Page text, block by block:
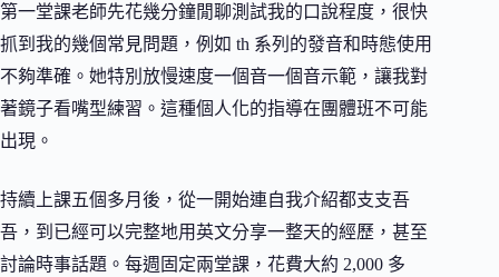
第一堂課老師先花幾分鐘閒聊測試我的口說程度，很快
抓到我的幾個常見問題，例如 th 系列的發音和時態使用
不夠準確。她特別放慢速度一個音一個音示範，讓我對
著鏡子看嘴型練習。這種個人化的指導在團體班不可能
出現。
持續上課五個多月後，從一開始連自我介紹都支支吾
吾，到已經可以完整地用英文分享一整天的經歷，甚至
討論時事話題。每週固定兩堂課，花費大約 2,000 多